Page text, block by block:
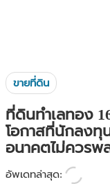
ขายที่ดิน
ที่ดินทำเลทอง
โอกาสที่นักลงทุ
อนาคตไม่ควรพ
อัพเดทล่าสุด: